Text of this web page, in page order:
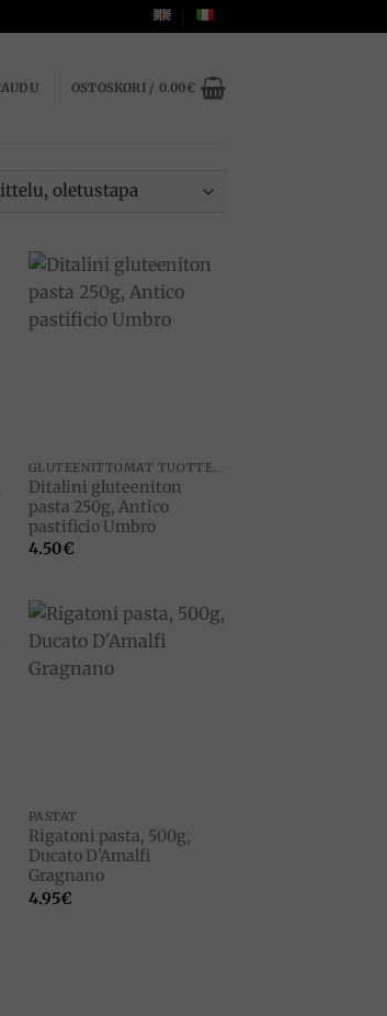
OSTOSKORI / 0.00€
wishlist
GLUTEENITTOMAT TUOTTEET
Ditalini gluteeniton
pasta 250g, Antico
pastificio Umbro
4.50€
PASTAT
Rigatoni pasta, 500g,
Ducato D’Amalfi
Gragnano
4.95€